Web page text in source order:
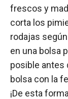
frescos y
corta los
rodajas
en una bolsa
posible antes
bolsa con la
¡De esta